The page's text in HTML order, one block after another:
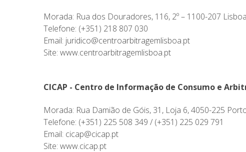
Morada: Rua dos Douradores, 116, 2º – 1100-207 Lisboa
Telefone: (+351) 218 807 030
Email: juridico@centroarbitragemlisboa.pt
Site: www.centroarbitragemlisboa.pt
CICAP - Centro de Informação de Consumo e
Morada: Rua Damião de Góis, 31, Loja 6, 4050-225
Telefone: (+351) 225 508 349 / (+351) 225 029 791
Email: cicap@cicap.pt
Site: www.cicap.pt